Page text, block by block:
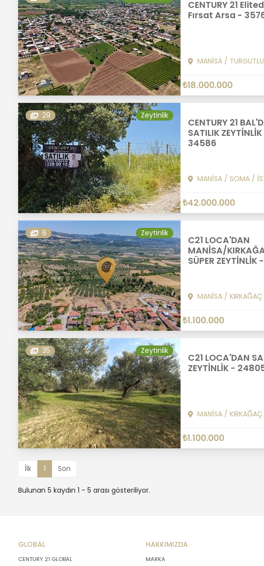
CENTURY 21
Fırsat Arsa -
MANİSA/ TURGUTLU
₺18.000.000
29 Zeytinlik
CENTURY 21
SATILIK
34586
MANİSA/ SOMA/
₺42.000.000
6 Zeytinlik
C21 LOCA'DAN
MANİSA/
SÜPER ZEYTİNLİK
MANİSA/ KIRKAĞAÇ
₺1.100.000
35 Zeytinlik
C21 LOCA'DAN
ZEYTİNLİK -
MANİSA/ KIRKAĞAÇ
₺1.100.000
İlk 1 Son
Bulunan 5 kaydın 1 - 5 arası gösteriliyor.
GLOBAL
CENTURY 21 GLOBAL
HAKKIMIZDA
MARKA